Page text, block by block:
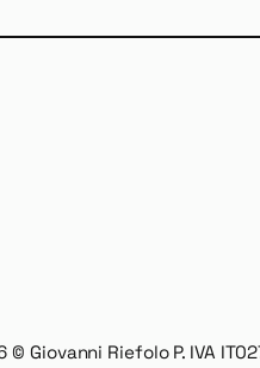
© Giovanni Riefolo P. IVA